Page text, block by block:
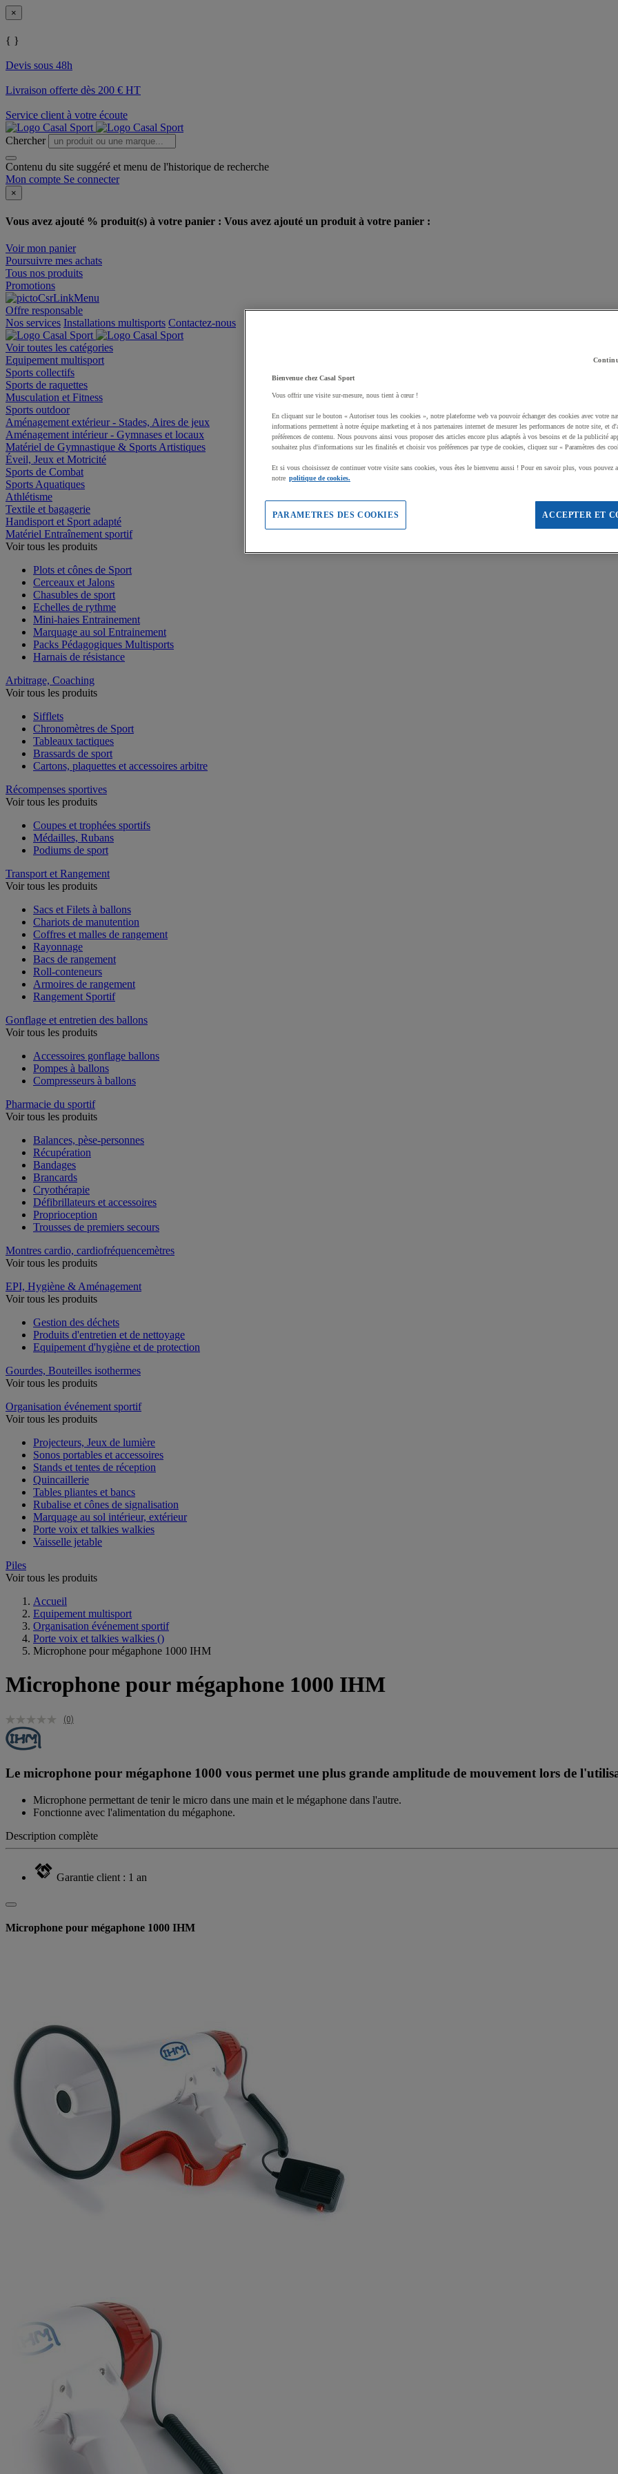
×
{ }
Devis sous 48h
Livraison offerte dès 200 € HT
Service client à votre écoute
Chercher
Contenu du site suggéré et menu de l'historique de recherche
Mon compte Se connecter
×
Vous avez ajouté % produit(s) à votre panier : Vous avez ajouté un produit à votre panier :
Voir mon panier
Poursuivre mes achats
Tous nos produits
Promotions
Offre responsable
Nos services Installations multisports Contactez-nous
Voir toutes les catégories
Equipement multisport
Sports collectifs
Sports de raquettes
Musculation et Fitness
Sports outdoor
Aménagement extérieur - Stades, Aires de jeux
Aménagement intérieur - Gymnases et locaux
Matériel de Gymnastique & Sports Artistiques
Éveil, Jeux et Motricité
Sports de Combat
Sports Aquatiques
Athlétisme
Textile et bagagerie
Handisport et Sport adapté
Matériel Entraînement sportif
Voir tous les produits
Plots et cônes de Sport
Cerceaux et Jalons
Chasubles de sport
Echelles de rythme
Mini-haies Entrainement
Marquage au sol Entrainement
Packs Pédagogiques Multisports
Harnais de résistance
Arbitrage, Coaching
Voir tous les produits
Sifflets
Chronomètres de Sport
Tableaux tactiques
Brassards de sport
Cartons, plaquettes et accessoires arbitre
Récompenses sportives
Voir tous les produits
Coupes et trophées sportifs
Médailles, Rubans
Podiums de sport
Transport et Rangement
Voir tous les produits
Sacs et Filets à ballons
Chariots de manutention
Coffres et malles de rangement
Rayonnage
Bacs de rangement
Roll-conteneurs
Armoires de rangement
Rangement Sportif
Gonflage et entretien des ballons
Voir tous les produits
Accessoires gonflage ballons
Pompes à ballons
Compresseurs à ballons
Pharmacie du sportif
Voir tous les produits
Balances, pèse-personnes
Récupération
Bandages
Brancards
Cryothérapie
Défibrillateurs et accessoires
Proprioception
Trousses de premiers secours
Montres cardio, cardiofréquencemètres
Voir tous les produits
EPI, Hygiène & Aménagement
Voir tous les produits
Gestion des déchets
Produits d'entretien et de nettoyage
Equipement d'hygiène et de protection
Gourdes, Bouteilles isothermes
Voir tous les produits
Organisation événement sportif
Voir tous les produits
Projecteurs, Jeux de lumière
Sonos portables et accessoires
Stands et tentes de réception
Quincaillerie
Tables pliantes et bancs
Rubalise et cônes de signalisation
Marquage au sol intérieur, extérieur
Porte voix et talkies walkies
Vaisselle jetable
Piles
Voir tous les produits
Accueil
Equipement multisport
Organisation événement sportif
Porte voix et talkies walkies ()
Microphone pour mégaphone 1000 IHM
Microphone pour mégaphone 1000 IHM
(0)
Le microphone pour mégaphone 1000 vous permet une plus grande amplitude de mouvement lors de
Microphone permettant de tenir le micro dans une main et le mégaphone dans l'autre.
Fonctionne avec l'alimentation du mégaphone.
Description complète
Garantie client : 1 an
Microphone pour mégaphone 1000 IHM
Bienvenue chez Casal Sport
Vous offrir une visite sur-mesure, nous tient à cœur !
En cliquant sur le bouton « Autoriser tous les cookies », notre plateforme web va pouvoir échanger des cookies avec votre
informations permettent à notre équipe marketing et à nos partenaires internet de mesurer les performances de notre site, et
préférences de contenu. Nous pouvons ainsi vous proposer des articles encore plus adaptés à vos besoins et de la publicité
souhaitez plus d'informations sur les finalités et choisir vos préférences par type de cookies, cliquez sur « Paramètres des
Et si vous choisissez de continuer votre visite sans cookies, vous êtes le bienvenu aussi ! Pour en savoir plus, vous pouvez
notre politique de cookies.
ACCEPTER ET
PARAMETRES DES COOKIES